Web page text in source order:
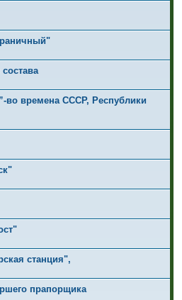
во времена СССР, Республики
станция",
прапорщика